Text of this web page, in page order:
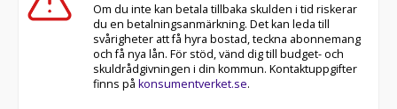
Om du inte kan betala tillbaka skulden i tid riskerar
du en betalningsanmärkning. Det kan leda till
svårigheter att få hyra bostad, teckna abonnemang
och få nya lån. För stöd, vänd dig till budget- och
skuldrådgivningen i din kommun. Kontaktuppgifter
finns på konsumentverket.se.